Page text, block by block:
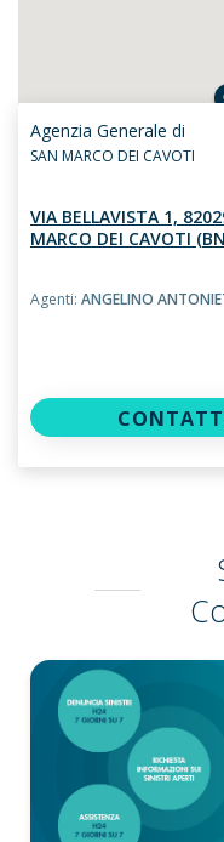
Agenzia Generale di
SAN MARCO DEI CAVOTI
VIA BELLAVISTA 1,
MARCO DEI CAVOTI
Agenti: ANGELINO